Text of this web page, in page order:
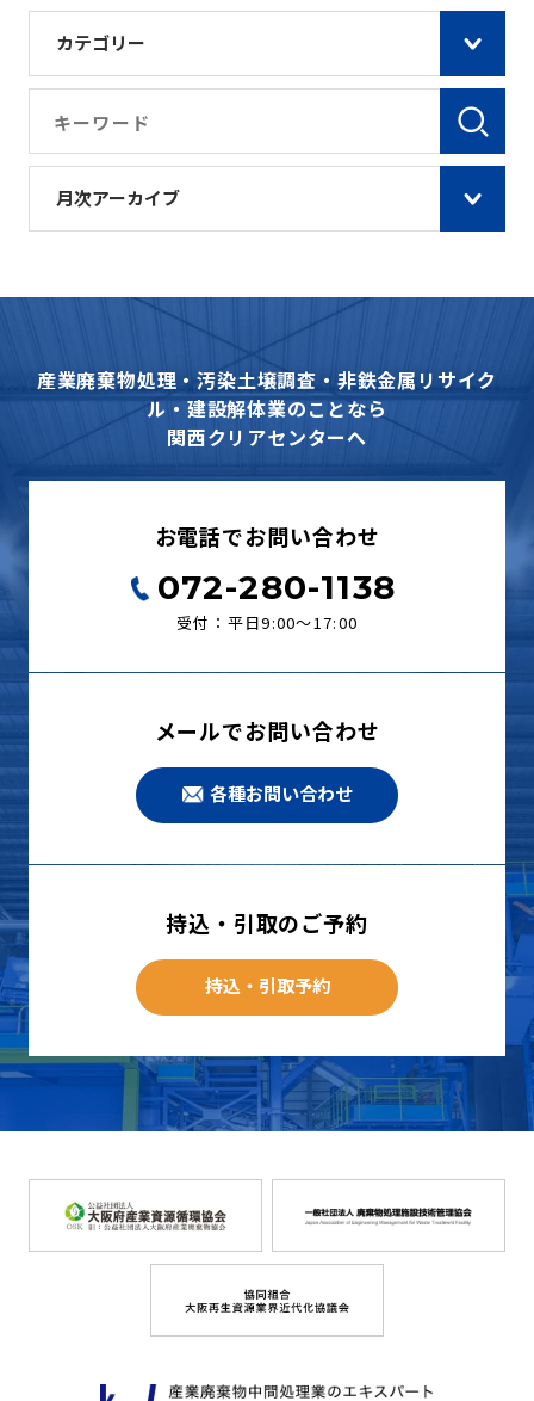
カテゴリー
月次アーカイブ
産業廃棄物処理・汚染土壌調査・非鉄金属リサイク
ル・建設解体業のことなら
関西クリアセンターへ
お電話でお問い合わせ
072-280-1138
受付：平日9:00〜17:00
メールでお問い合わせ
各種お問い合わせ
持込・引取のご予約
持込・引取予約